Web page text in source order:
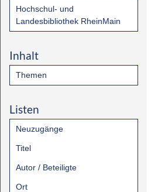
Hochschul- und
Landesbibliothek RheinMain
Inhalt
Themen
Listen
Neuzugänge
Titel
Autor / Beteiligte
Ort